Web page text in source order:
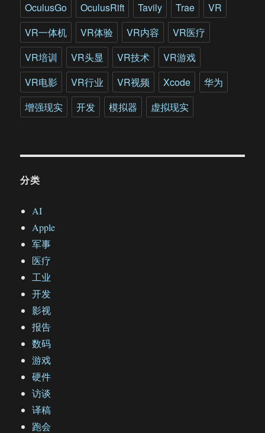
OculusGo
OculusRift Tavily Trae
VR
VR一体机
VR体验 VR内容
VR医疗
VR培训
VR头显 VR技术
VR游戏
VR电影
VR行业 VR视频 Xcode
华为
增强现实
开发 模拟器 虚拟现实
分类
AI
Apple
军事
医疗
工业
开发
影视
报告
数码
游戏
硬件
访谈
译稿
跑会